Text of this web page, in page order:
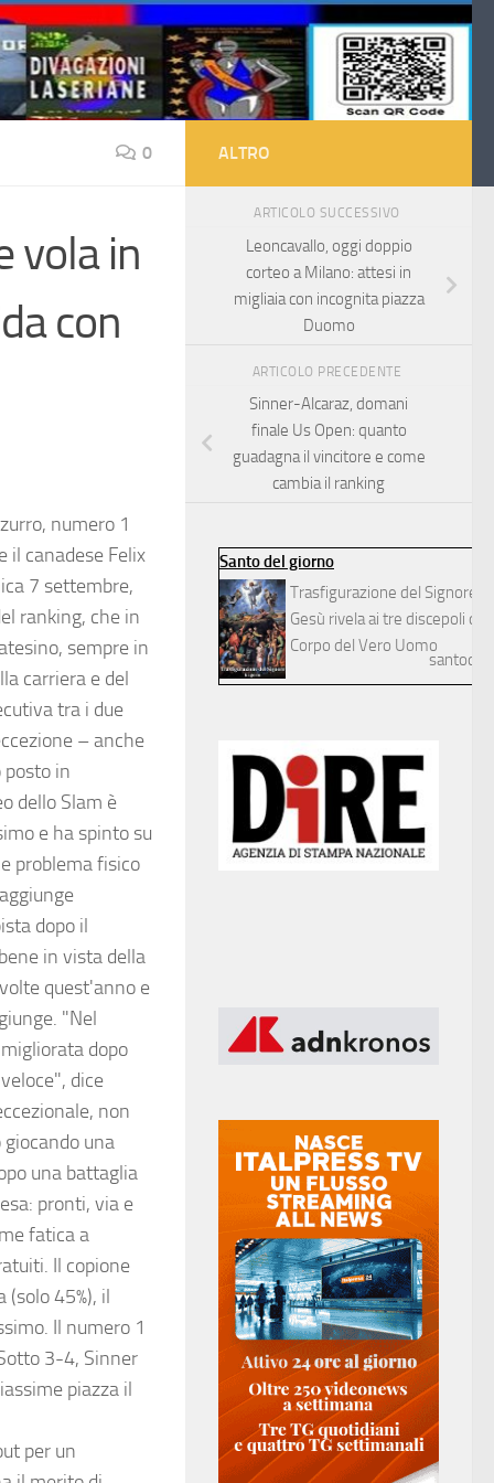
0
vola in
con
numero 1
il canadese Felix
7 settembre,
ranking, che in
sempre in
carriera e del
tra i due
– anche
in
dello Slam è
e ha spinto su
problema fisico
dopo il
in vista della
quest'anno e
"Nel
dopo
dice
non
una
una battaglia
pronti, via e
fatica a
Il copione
45%), il
Il numero 1
3-4, Sinner
piazza il
per un
ALTRO
ARTICOLO SUCCESSIVO
Leoncavallo, oggi doppio
corteo a Milano: attesi in
migliaia con incognita piazza
Duomo
ARTICOLO PRECEDENTE
Sinner-Alcaraz, domani
finale Us Open: quanto
guadagna il vincitore e come
cambia il ranking
Santo del giorno
Trasfigurazione del Signore
Gesù rivela ai tre discepoli
Corpo del Vero Uomo